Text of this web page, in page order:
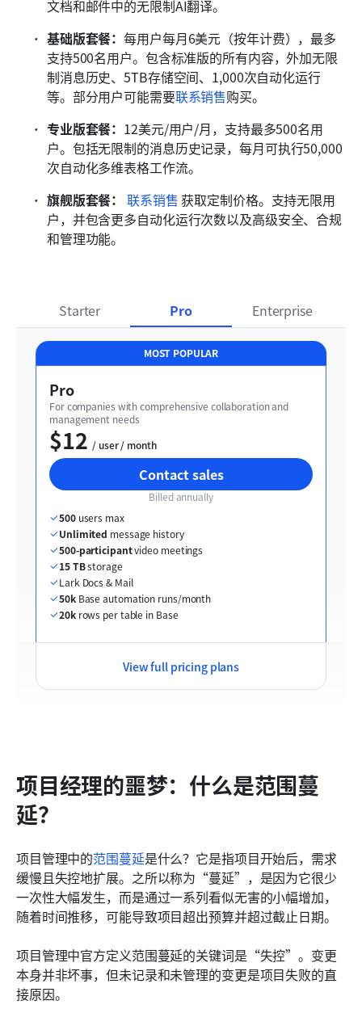
文档和邮件中的无限制AI翻译。
基础版套餐：每用户每月6美元（按年计费），最多
支持500名用户。包含标准版的所有内容，外加无限
制消息历史、5TB存储空间、1,000次自动化运行
等。部分用户可能需要联系销售购买。
专业版套餐： 12美元/用户/月，支持最多500名用
户。包括无限制的消息历史记录，每月可执行50,000
次自动化多维表格工作流。
旗舰版套餐： 联系销售 获取定制价格。支持无限用
户，并包含更多自动化运行次数以及高级安全、合规
和管理功能。
Starter Pro Enterprise
MOST POPULAR
Pro
For companies with comprehensive collaboration and
management needs
$12
  / user / month
Contact sales
Billed annually
500 users max
Unlimited message history
500-participant video meetings
15 TB storage
Lark Docs & Mail
50k Base automation runs/month
20k rows per table in Base
View full pricing plans
项目经理的噩梦：什么是范围蔓
延？
项目管理中的范围蔓延是什么？它是指项目开始后，需求
缓慢且失控地扩展。之所以称为“蔓延”，是因为它很少
一次性大幅发生，而是通过一系列看似无害的小幅增加，
随着时间推移，可能导致项目超出预算并超过截止日期。
项目管理中官方定义范围蔓延的关键词是“失控”。变更
本身并非坏事，但未记录和未管理的变更是项目失败的直
接原因。